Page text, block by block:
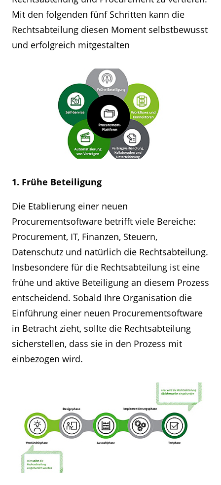
Mit den folgenden fünf Schritten kann die
Rechtsabteilung diesen Moment selbstbewusst
und erfolgreich mitgestalten
1. Frühe Beteiligung
Die Etablierung einer neuen
Procurementsoftware betrifft viele Bereiche:
Procurement, IT, Finanzen, Steuern,
Datenschutz und natürlich die Rechtsabteilung.
Insbesondere für die Rechtsabteilung ist eine
frühe und aktive Beteiligung an diesem Prozess
entscheidend. Sobald Ihre Organisation die
Einführung einer neuen Procurementsoftware
in Betracht zieht, sollte die Rechtsabteilung
sicherstellen, dass sie in den Prozess mit
einbezogen wird.